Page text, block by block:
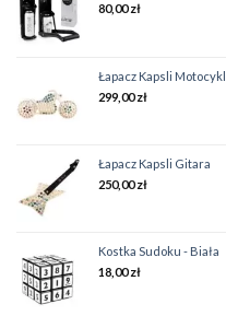
80,00zł
Łapacz Kapsli Motocykl
299,00zł
Łapacz Kapsli Gitara
250,00zł
Kostka Sudoku - Biała
18,00zł